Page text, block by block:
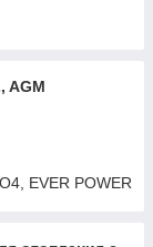
AGM
EVER POWER